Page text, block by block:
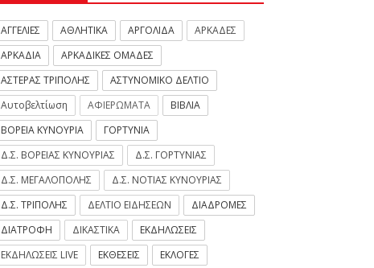
ΑΓΓΕΛΙΕΣ ΑΘΛΗΤΙΚΑ ΑΡΓΟΛΙΔΑ
ΑΡΚΑΔΕΣ
ΑΡΚΑΔΙΑ
ΑΡΚΑΔΙΚΕΣ ΟΜΑΔΕΣ
ΑΣΤΕΡΑΣ ΤΡΙΠΟΛΗΣ
ΑΣΤΥΝΟΜΙΚΟ ΔΕΛΤΙΟ
Αυτοβελτίωση
ΑΦΙΕΡΩΜΑΤΑ
ΒΙΒΛΙΑ
ΒΟΡΕΙΑ ΚΥΝΟΥΡΙΑ
ΓΟΡΤΥΝΙΑ
Δ.Σ. ΒΟΡΕΙΑΣ ΚΥΝΟΥΡΙΑΣ
Δ.Σ. ΓΟΡΤΥΝΙΑΣ
Δ.Σ. ΜΕΓΑΛΟΠΟΛΗΣ
Δ.Σ. ΝΟΤΙΑΣ ΚΥΝΟΥΡΙΑΣ
Δ.Σ. ΤΡΙΠΟΛΗΣ
ΔΕΛΤΙΟ ΕΙΔΗΣΕΩΝ
ΔΙΑΔΡΟΜΕΣ
ΔΙΑΤΡΟΦΗ
ΔΙΚΑΣΤΙΚΑ
ΕΚΔΗΛΩΣΕΙΣ
ΕΚΔΗΛΩΣΕΙΣ LIVE
ΕΚΘΕΣΕΙΣ
ΕΚΛΟΓΕΣ